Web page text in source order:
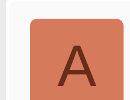
a
a
A